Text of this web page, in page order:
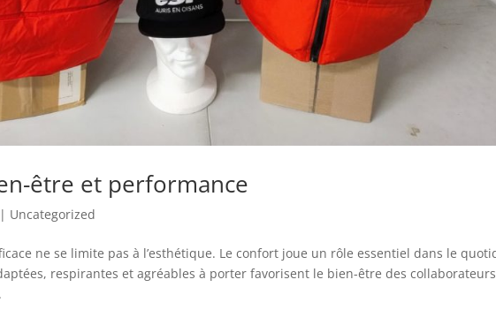
être et performance
| Uncategorized
ne se limite pas à l’esthétique. Le confort joue un rôle essentiel dans le
respirantes et agréables à porter favorisent le bien-être des